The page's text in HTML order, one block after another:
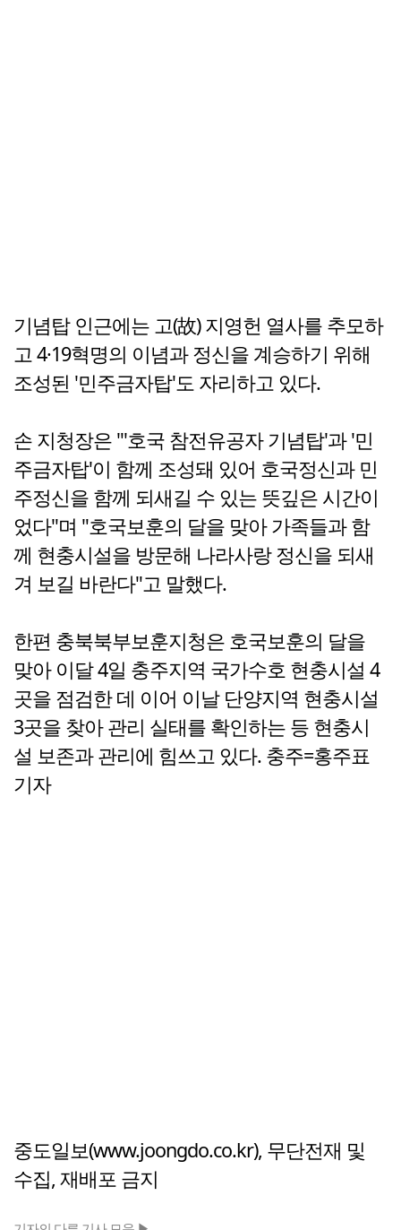
기념탑 인근에는 고(故) 지영헌 열사를 추모하
고 4·19혁명의 이념과 정신을 계승하기 위해
조성된 '민주금자탑'도 자리하고 있다.
손 지청장은 "'호국 참전유공자 기념탑'과 '민
주금자탑'이 함께 조성돼 있어 호국정신과 민
주정신을 함께 되새길 수 있는 뜻깊은 시간이
었다"며 "호국보훈의 달을 맞아 가족들과 함
께 현충시설을 방문해 나라사랑 정신을 되새
겨 보길 바란다"고 말했다.
한편 충북북부보훈지청은 호국보훈의 달을
맞아 이달 4일 충주지역 국가수호 현충시설 4
곳을 점검한 데 이어 이날 단양지역 현충시설
3곳을 찾아 관리 실태를 확인하는 등 현충시
설 보존과 관리에 힘쓰고 있다. 충주=홍주표
기자
중도일보(www.joongdo.co.kr), 무단전재 및
수집, 재배포 금지